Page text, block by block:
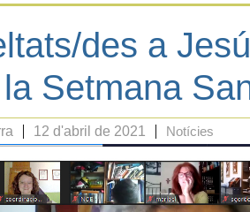
des a
Setmana
12 d'abril de 2021 Notícies